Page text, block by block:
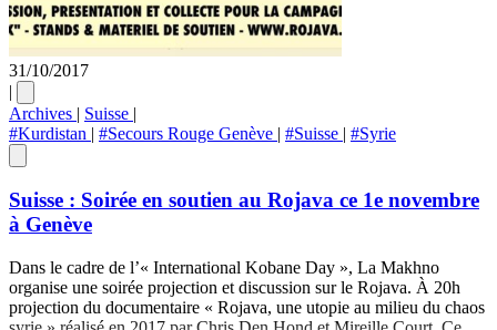
31/10/2017
|
Archives | Suisse |
#Kurdistan | #Secours Rouge Genève | #Suisse | #Syrie
Suisse : Soirée en soutien au Rojava ce 1e novembre
à Genève
Dans le cadre de l’« International Kobane Day », La Makhno
organise une soirée projection et discussion sur le Rojava. À 20h
projection du documentaire « Rojava, une utopie au milieu du chaos